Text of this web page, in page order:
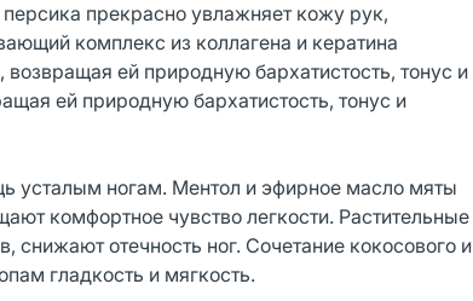
прекрасно увлажняет кожу рук,
комплекс из коллагена и кератина
возвращая ей природную бархатистость, тонус и
ей природную бархатистость, тонус и
усталым ногам. Ментол и эфирное масло мяты
комфортное чувство легкости. Растительные
отечность ног. Сочетание кокосового и
гладкость и мягкость.